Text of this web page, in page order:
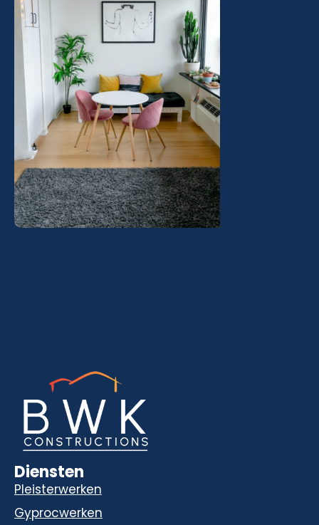
Diensten
Pleisterwerken
Gyprocwerken